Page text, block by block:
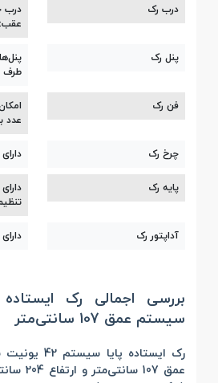
درب رک
درب
پنل رک
طرف
فن رک
عدد
چرخ رک
دارای 4 عدد چرخ
پایه رک
آداپتور رک
دارای 6 آداپتور عمودی
سیستم عمق 107 سانتی‌متر
رک ایستاده پایا سیستم 42 یونیت
عمق 107